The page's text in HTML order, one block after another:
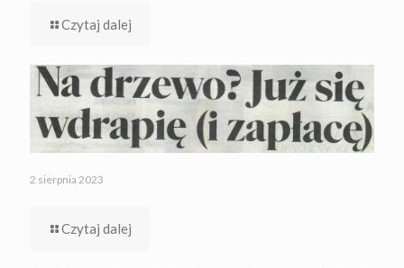
Czytaj dalej
2 sierpnia 2023
Czytaj dalej